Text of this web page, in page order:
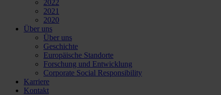
2022
2021
2020
Über uns
Über uns
Geschichte
Europäische Standorte
Forschung und Entwicklung
Corporate Social Responsibility
Karriere
Kontakt